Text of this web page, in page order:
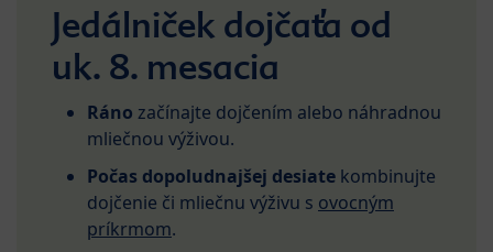
Jedálniček dojčaťa od
uk. 8. mesacia
Ráno začínajte dojčením alebo náhradnou
mliečnou výživou.
Počas dopoludnajšej desiate kombinujte
dojčenie či mliečnu výživu s ovocným
príkrmom.